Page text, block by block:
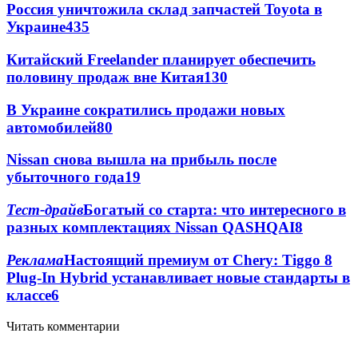
Россия уничтожила склад запчастей Toyota в
Украине435
Китайский Freelander планирует обеспечить
половину продаж вне Китая130
В Украине сократились продажи новых
автомобилей80
Nissan снова вышла на прибыль после
убыточного года19
Тест-драйвБогатый со старта: что интересного в
разных комплектациях Nіssan QASHQAI8
РекламаНастоящий премиум от Chery: Tiggo 8
Plug-In Hybrid устанавливает новые стандарты в
классе6
Читать комментарии